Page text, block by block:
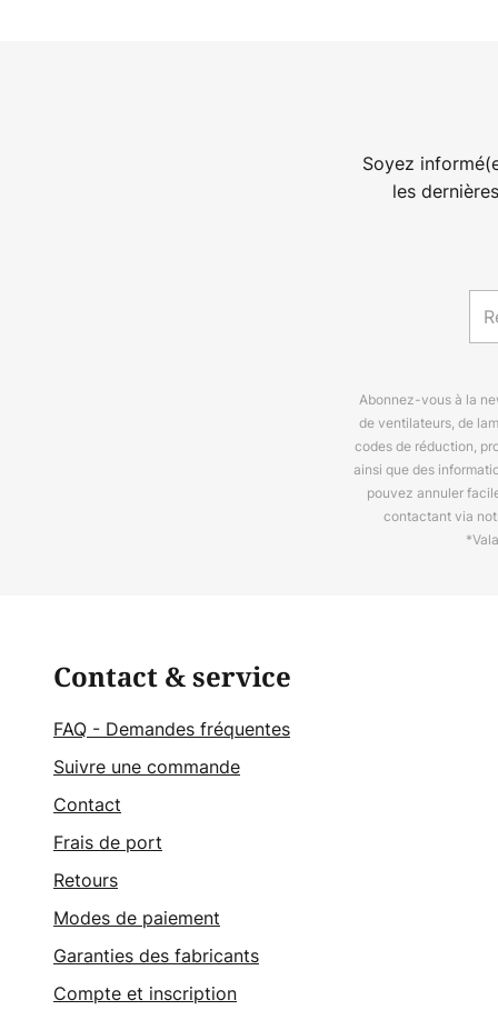
Soyez
les
Abonnez-vous à la
de ventilateurs, de
codes de réduction,
ainsi que des
pouvez annuler
contactant via
Contact & service
FAQ - Demandes fréquentes
Suivre une commande
Contact
Frais de port
Retours
Modes de paiement
Garanties des fabricants
Compte et inscription